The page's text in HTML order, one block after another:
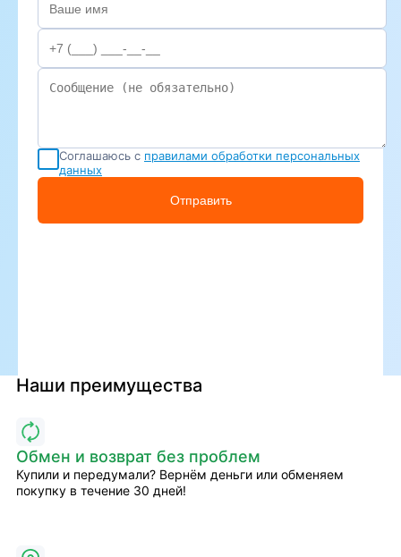
Соглашаюсь с правилами обработки персональных
данных
Отправить
Наши преимущества
Обмен и возврат без проблем
Купили и передумали? Вернём деньги или обменяем
покупку в течение 30 дней!